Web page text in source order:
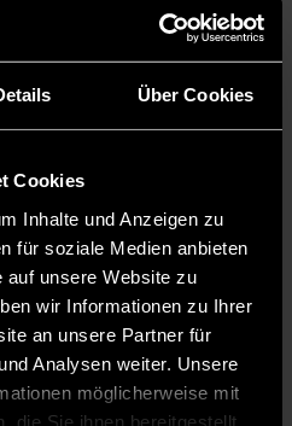
Über Cookies
Cookies
Inhalte und Anzeigen zu
für soziale Medien anbieten
auf unsere Website zu
wir Informationen zu Ihrer
an unsere Partner für
Analysen weiter. Unsere
möglicherweise mit
die Sie ihnen bereitgestellt
eine Erleichterung sein –
des „vorwärts“ aus erster
Whats-App-Kanal!
Arbeitnehmerrechte
Dark Mode